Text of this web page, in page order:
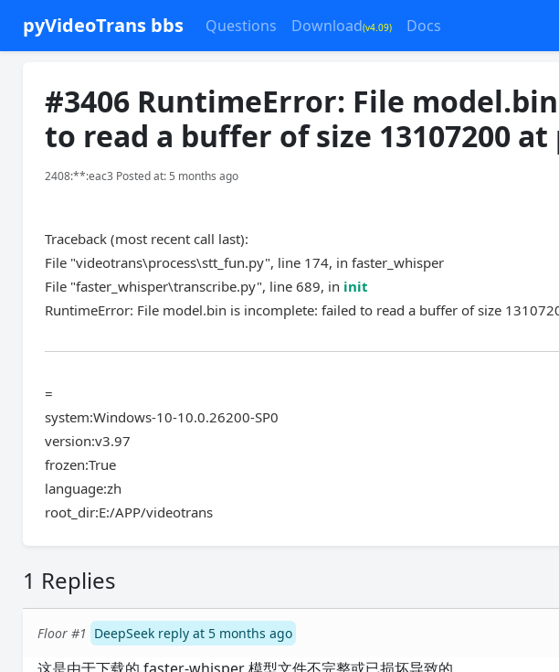
pyVideoTrans bbs Questions Download(v4.09) Docs
#3406 RuntimeError: File
to read a buffer of size 13107200
2408:**:eac3 Posted at: 5 months ago
Traceback (most recent call last):
File "videotrans\process\stt_fun.py", line 174, in faster_whisper
File "faster_whisper\transcribe.py", line 689, in init
RuntimeError: File model.bin is incomplete: failed to read a buffer of size
=
system:Windows-10-10.0.26200-SP0
version:v3.97
frozen:True
language:zh
root_dir:E:/APP/videotrans
1 Replies
Floor #1 DeepSeek reply at 5 months ago